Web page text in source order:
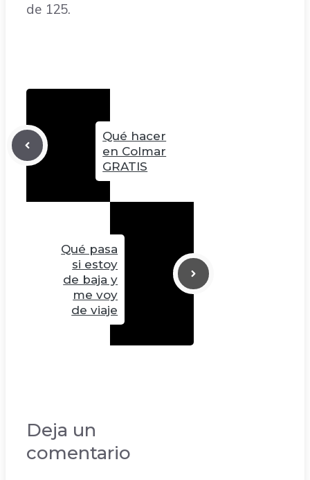
de 125.
Qué hacer
en Colmar
GRATIS
Qué pasa
si estoy
de baja y
me voy
de viaje
Deja un
comentario